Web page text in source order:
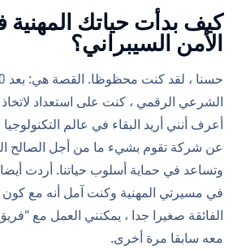
كيف بدأت حياتك
الأمن السيبراني؟
الشرعي الرقمي ، كنت على استعداد
أعرف أنني أريد البقاء في عالم
عن شركة تقوم بشيء ما من أجل الصالح
وتساعد في حماية أسلوب حياتنا. أردت أيضا
في مسيرتي المهنية وكنت آمل أنه مع كون
الفائقة صغيرا جدا ، يمكنني العمل مع
معه سابقا مرة أخرى.